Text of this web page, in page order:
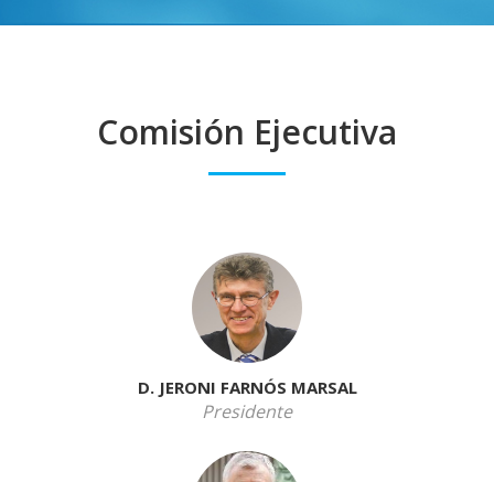
Comisión Ejecutiva
D. JERONI FARNÓS MARSAL
Presidente